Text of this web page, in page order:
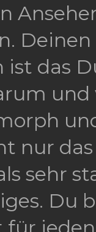
ist das
und
nur
sehr
Du